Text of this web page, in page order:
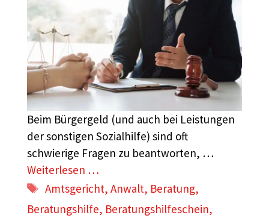
Beim Bürgergeld (und auch bei Leistungen
der sonstigen Sozialhilfe) sind oft
schwierige Fragen zu beantworten, …
Weiterlesen …
Schlagwörter
Amtsgericht,Anwalt, Beratung,
Beratungshilfe, Beratungshilfeschein,